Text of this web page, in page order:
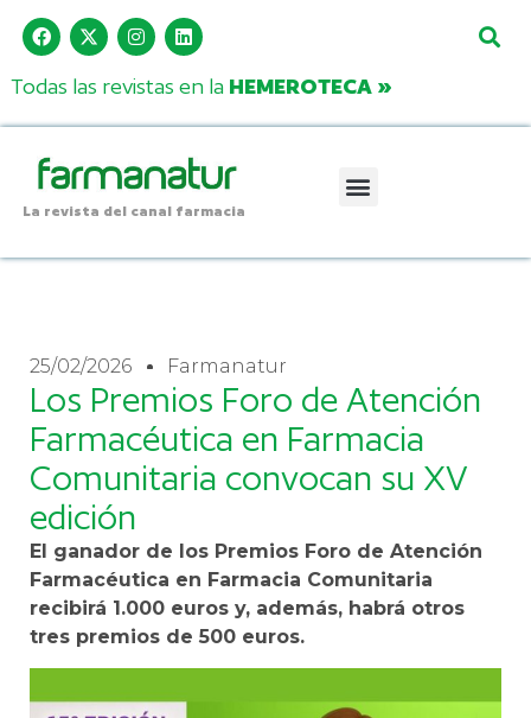
Todas las revistas en la HEMEROTECA »
La revista del canal farmacia
25/02/2026 Farmanatur
Los Premios Foro de Atención
Farmacéutica en Farmacia
Comunitaria convocan su XV
edición
El ganador de los Premios Foro de Atención
Farmacéutica en Farmacia Comunitaria
recibirá 1.000 euros y, además, habrá otros
tres premios de 500 euros.